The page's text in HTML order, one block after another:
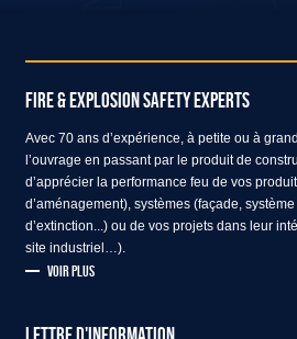
FIRE & EXPLOSION SAFETY EXPERTS
Avec 70 ans d’expérience, à petite ou à
l’ouvrage en passant par le produit de
d’apprécier la performance feu de vos
d’aménagement), systèmes (façade,
d’extinction...) ou de vos projets dans leur
site industriel…).
VOIR PLUS